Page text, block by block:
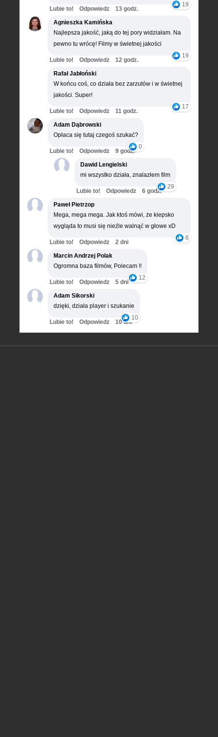
19
Lubie to! Odpowiedz
13 godz.
Agnieszka Kamińska
Najlepsza jakość, jaką do tej pory widziałam. Na
pewno tu wrócę! Filmy w świetnej jakości
19
Lubie to! Odpowiedz
12 godz.
Rafał Jabłoński
W końcu coś, co działa bez zarzutów i w świetnej
jakości. Super!
17
Lubie to! Odpowiedz
11 godz.
Adam Dąbrowski
Opłaca się tutaj czegoś szukać?
0
Lubie to! Odpowiedz
9 godz.
Dawid Lengielski
mi wszystko działa, znalazłem film
29
Lubie to! Odpowiedz
6 godz.
Paweł Pietrzop
Mega, mega mega. Jak ktoś mówi, że kiepsko
wygląda to musi się nieźle walnąć w głowe xD
6
Lubie to! Odpowiedz
2 dni
Marcin Andrzej Polak
Ogromna baza filmów, Polecam !!
12
Lubie to! Odpowiedz
5 dni
Adam Sikorski
dzięki, działa player i szukanie
10
Lubie to! Odpowiedz 10 dni